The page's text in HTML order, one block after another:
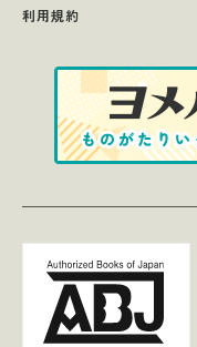
利用規約